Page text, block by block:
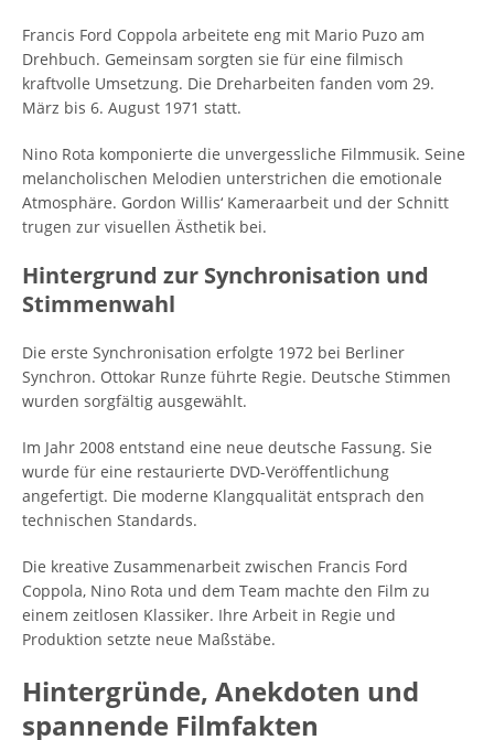
Francis Ford Coppola arbeitete eng mit Mario Puzo am
Drehbuch. Gemeinsam sorgten sie für eine filmisch
kraftvolle Umsetzung. Die Dreharbeiten fanden vom 29.
März bis 6. August 1971 statt.
Nino Rota komponierte die unvergessliche Filmmusik. Seine
melancholischen Melodien unterstrichen die emotionale
Atmosphäre. Gordon Willis‘ Kameraarbeit und der Schnitt
trugen zur visuellen Ästhetik bei.
Hintergrund zur Synchronisation und
Stimmenwahl
Die erste Synchronisation erfolgte 1972 bei Berliner
Synchron. Ottokar Runze führte Regie. Deutsche Stimmen
wurden sorgfältig ausgewählt.
Im Jahr 2008 entstand eine neue deutsche Fassung. Sie
wurde für eine restaurierte DVD-Veröffentlichung
angefertigt. Die moderne Klangqualität entsprach den
technischen Standards.
Die kreative Zusammenarbeit zwischen Francis Ford
Coppola, Nino Rota und dem Team machte den Film zu
einem zeitlosen Klassiker. Ihre Arbeit in Regie und
Produktion setzte neue Maßstäbe.
Hintergründe, Anekdoten und
spannende Filmfakten